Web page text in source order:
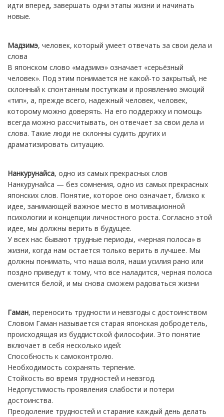
идти вперед, завершать одни этапы жизни и начинать
новые.
Мадзимэ, человек, который умеет отвечать за свои дела и
слова
В японском слово «мадзимэ» означает «серьёзный
человек». Под этим понимается не какой-то закрытый, не
склонный к спонтанным поступкам и проявлению эмоций
«тип», а, прежде всего, надежный человек, человек,
которому можно доверять. На его поддержку и помощь
всегда можно рассчитывать, он отвечает за свои дела и
слова. Такие люди не склонны судить других и
драматизировать ситуацию.
Нанкурунайса, одно из самых прекрасных слов
Нанкурунайса — без сомнения, одно из самых прекрасных
японских слов. Понятие, которое оно означает, близко к
идее, занимающей важное место в мотивационной
психологии и концепции личностного роста. Согласно этой
идее, мы должны верить в будущее.
У всех нас бывают трудные периоды, «черная полоса» в
жизни, когда нам остается только верить в лучшее. Мы
должны понимать, что наша воля, наши усилия рано или
поздно приведут к тому, что все наладится, черная полоса
сменится белой, и мы снова сможем радоваться жизни
Гаман, переносить трудности и невзгоды с достоинством
Словом Гаман называется старая японская добродетель,
происходящая из буддистской философии. Это понятие
включает в себя несколько идей:
Способность к самоконтролю.
Необходимость сохранять терпение.
Стойкость во время трудностей и невзгод.
Недопустимость проявления слабости и потери
достоинства.
Преодоление трудностей и старание каждый день делать